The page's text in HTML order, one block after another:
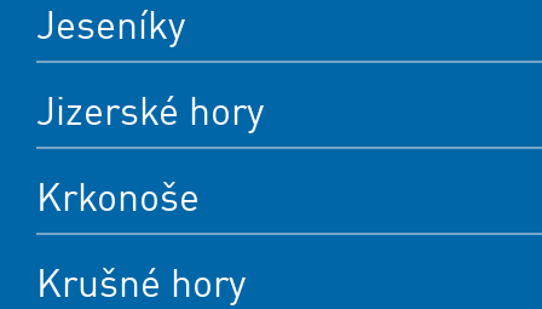
Jeseníky
Jizerské hory
Krkonoše
Krušné hory